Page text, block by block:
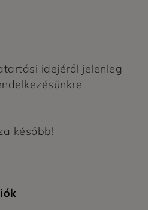
idejéről jelenleg
később!